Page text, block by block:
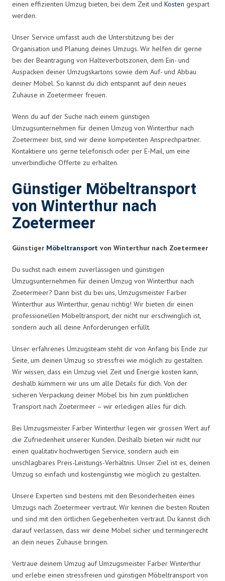
einen effizienten Umzug bieten, bei dem Zeit und Kosten gespart
werden.
Unser Service umfasst auch die Unterstützung bei der
Organisation und Planung deines Umzugs. Wir helfen dir gerne
bei der Beantragung von Halteverbotszonen, dem Ein- und
Auspacken deiner Umzugskartons sowie dem Auf- und Abbau
deiner Möbel. So kannst du dich entspannt auf dein neues
Zuhause in Zoetermeer freuen.
Wenn du auf der Suche nach einem günstigen
Umzugsunternehmen für deinen Umzug von Winterthur nach
Zoetermeer bist, sind wir deine kompetenten Ansprechpartner.
Kontaktiere uns gerne telefonisch oder per E-Mail, um eine
unverbindliche Offerte zu erhalten.
Günstiger Möbeltransport
von Winterthur nach
Zoetermeer
Günstiger Möbeltransport von Winterthur nach Zoetermeer
Du suchst nach einem zuverlässigen und günstigen
Umzugsunternehmen für deinen Umzug von Winterthur nach
Zoetermeer? Dann bist du bei uns, Umzugsmeister Farber
Winterthur aus Winterthur, genau richtig! Wir bieten dir einen
professionellen Möbeltransport, der nicht nur erschwinglich ist,
sondern auch all deine Anforderungen erfüllt.
Unser erfahrenes Umzugsteam steht dir von Anfang bis Ende zur
Seite, um deinen Umzug so stressfrei wie möglich zu gestalten.
Wir wissen, dass ein Umzug viel Zeit und Energie kosten kann,
deshalb kümmern wir uns um alle Details für dich. Von der
sicheren Verpackung deiner Möbel bis hin zum pünktlichen
Transport nach Zoetermeer – wir erledigen alles für dich.
Bei Umzugsmeister Farber Winterthur legen wir grossen Wert auf
die Zufriedenheit unserer Kunden. Deshalb bieten wir nicht nur
einen qualitativ hochwertigen Service, sondern auch ein
unschlagbares Preis-Leistungs-Verhältnis. Unser Ziel ist es, deinen
Umzug so einfach und kostengünstig wie möglich zu gestalten.
Unsere Experten sind bestens mit den Besonderheiten eines
Umzugs nach Zoetermeer vertraut. Wir kennen die besten Routen
und sind mit den örtlichen Gegebenheiten vertraut. Du kannst dich
darauf verlassen, dass wir deine Möbel sicher und termingerecht
an dein neues Zuhause bringen.
Vertraue deinem Umzug auf Umzugsmeister Farber Winterthur
und erlebe einen stressfreien und günstigen Möbeltransport von